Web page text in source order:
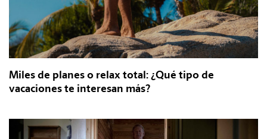
Miles de planes o relax total: ¿Qué tipo de
vacaciones te interesan más?